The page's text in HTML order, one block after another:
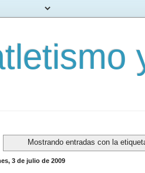
Mostrando entradas con la
3 de julio de 2009